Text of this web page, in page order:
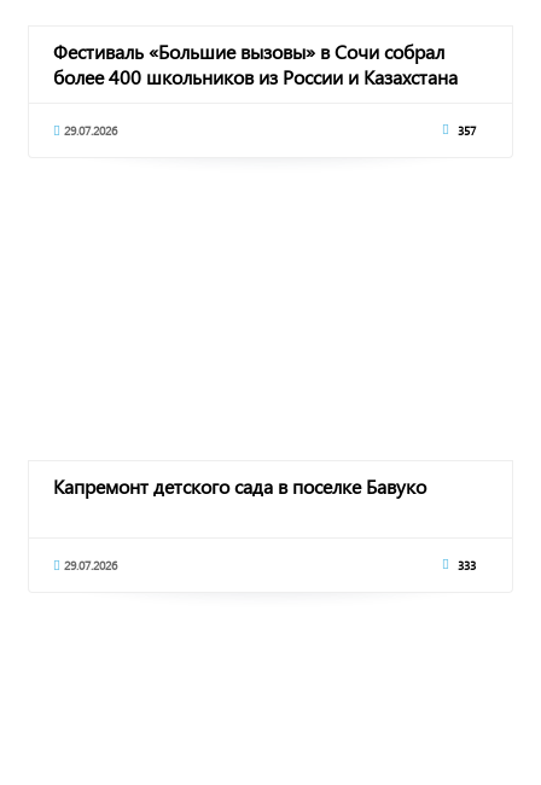
Фестиваль «Большие вызовы» в Сочи собрал
более 400 школьников из России и Казахстана
29.07.2026 357
Капремонт детского сада в поселке Бавуко
29.07.2026 333